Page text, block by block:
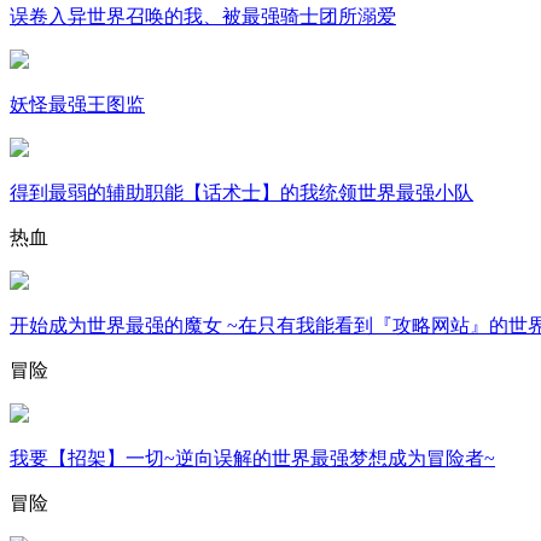
误卷入异世界召唤的我、被最强骑士团所溺爱
妖怪最强王图监
得到最弱的辅助职能【话术士】的我统领世界最强小队
热血
开始成为世界最强的魔女 ~在只有我能看到『攻略网站』的世
冒险
我要【招架】一切~逆向误解的世界最强梦想成为冒险者~
冒险